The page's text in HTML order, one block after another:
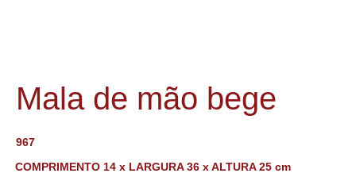
Mala de mão bege
967
COMPRIMENTO 14 x LARGURA 36 x ALTURA 25 cm